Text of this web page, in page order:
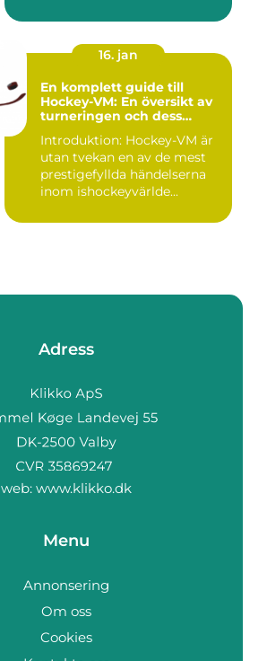
16. jan
En komplett guide till
Hockey-VM: En översikt av
turneringen och dess
Introduktion: Hockey-VM är
utan tvekan en av de mest
prestigefyllda händelserna
inom ishockeyvärlde...
Adress
web: www.klikko.dk
Menu
Annonsering
Om oss
Cookies